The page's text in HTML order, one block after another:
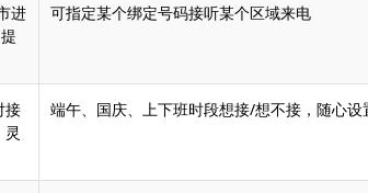
进
可指定某个绑定号码接听某个区域来电
接
端午、国庆、上下班时段想接/想不接，随心设